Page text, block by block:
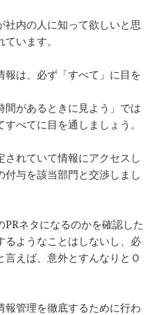
社内の人に知って欲しいと思
います。
報は、必ず「すべて」に目を
間があるときに見よう」では
べてに目を通しましょう。
れていて情報にアクセスし
付与を該当部門と交渉しまし
ネタになるのかを確認した
るようなことはしないし、必
えば、意外とすんなりとＯ
報管理を徹底するために行わ